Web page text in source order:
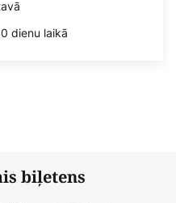
dienu laikā
biļetens